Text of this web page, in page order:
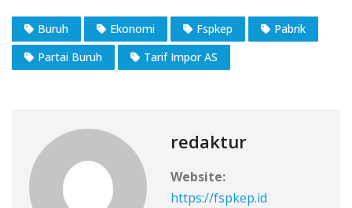
Buruh Ekonomi Fspkep
Pabrik
Partai Buruh
Tarif Impor AS
redaktur
Website:
https://fspkep.id